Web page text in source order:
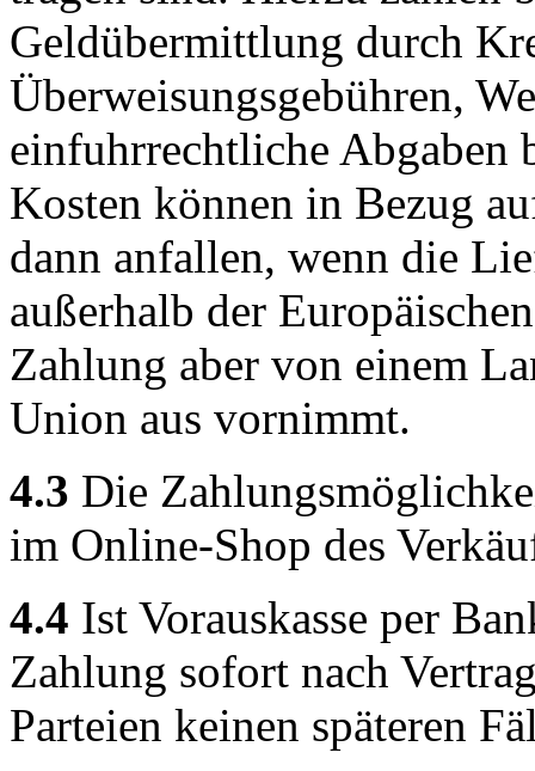
Geldübermittlung durch
Überweisungsgebühren,
einfuhrrechtliche Abgaben
Kosten können in Bezug
dann anfallen, wenn die
außerhalb der
Zahlung aber von einem
Union aus vornimmt.
4.3 Die
im Online-Shop des
4.4 Ist Vorauskasse per
Zahlung sofort nach
Parteien keinen späteren